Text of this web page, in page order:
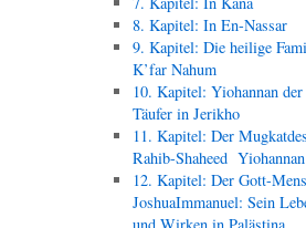
8. Kapitel: In En-Nassar
9. Kapitel: Die heilige
K’far Nahum
10. Kapitel: Yiohannan der
Täufer in Jerikho
11. Kapitel: Der
Rahib-Shaheed
12. Kapitel: Der Gott-
JoshuaImmanuel: Sein